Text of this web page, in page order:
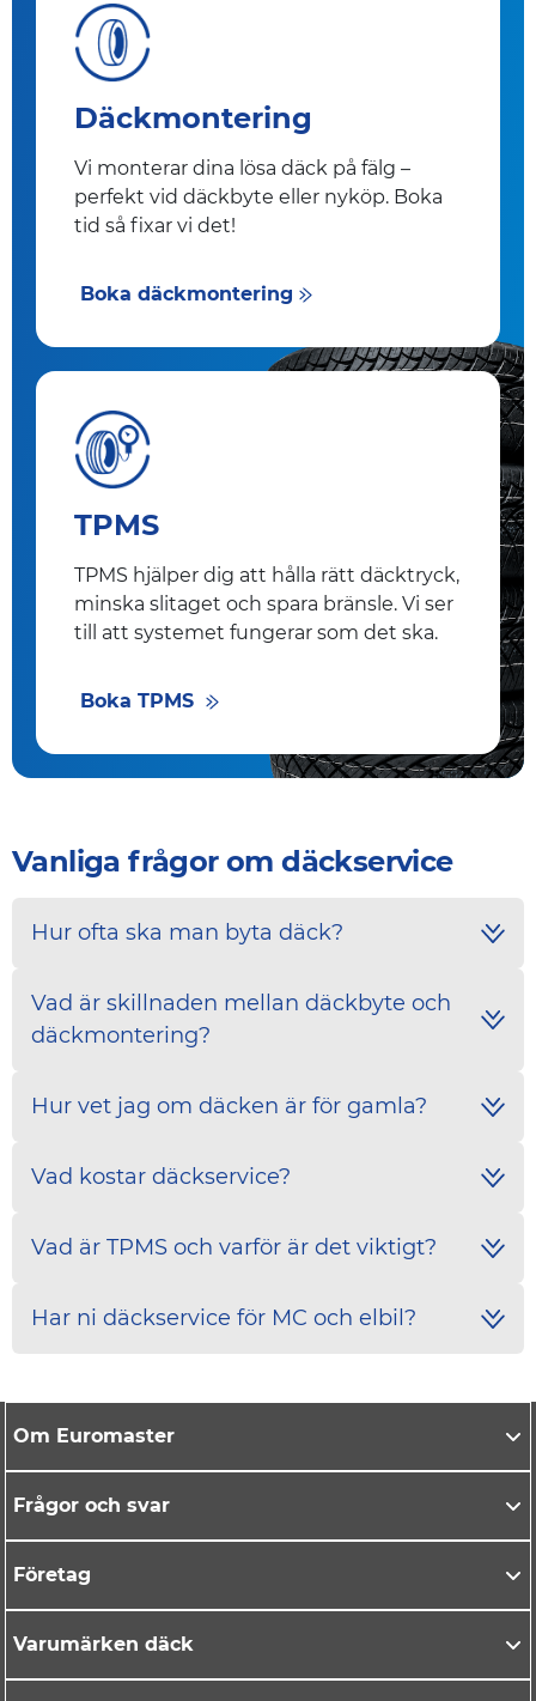
Däckmontering
Vi monterar dina lösa däck på fälg –
perfekt vid däckbyte eller nyköp. Boka
tid så fixar vi det!
Boka däckmontering
TPMS
TPMS hjälper dig att hålla rätt däcktryck,
minska slitaget och spara bränsle. Vi ser
till att systemet fungerar som det ska.
Boka TPMS
Vanliga frågor om däckservice
Hur ofta ska man byta däck?
Vad är skillnaden mellan däckbyte och
däckmontering?
Hur vet jag om däcken är för gamla?
Vad kostar däckservice?
Vad är TPMS och varför är det viktigt?
Har ni däckservice för MC och elbil?
Om Euromaster
Frågor och svar
Företag
Varumärken däck